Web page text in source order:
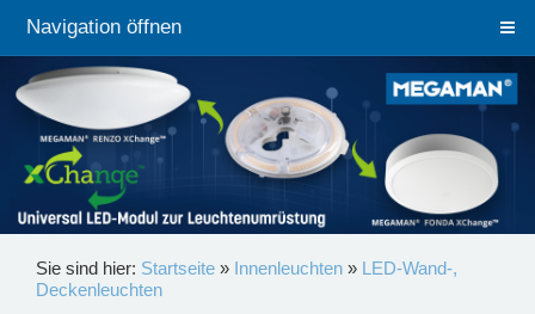
Navigation öffnen
Sie sind hier: Startseite » Innenleuchten » LED-Wand-,
Deckenleuchten